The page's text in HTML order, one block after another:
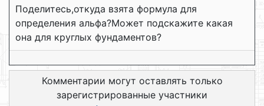
Поделитесь,откуда взята формула для
определения альфа?Может подскажите какая
она для круглых фундаментов?
Комментарии могут оставлять только
зарегистрированные участники